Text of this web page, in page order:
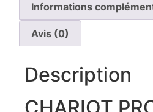
Informations
Avis (0)
Description